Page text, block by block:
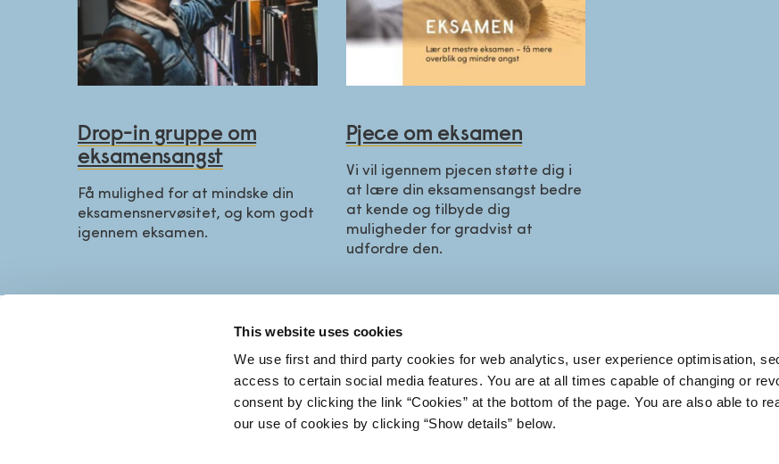
This website uses cookies
We use first and third party cookies for web analytics, user experience optimisation,
access to certain social media features. You are at all times capable of changing or
consent by clicking the link “Cookies” at the bottom of the page. You are also able to
our use of cookies by clicking “Show details” below.
Drop-in gruppe om
eksamensangst
Få mulighed for at mindske din
eksamensnervøsitet, og kom godt
igennem eksamen.
Pjece om eksamen
Vi vil igennem pjecen støtte dig i
at lære din eksamensangst bedre
at kende og tilbyde dig
muligheder for gradvist at
udfordre den.
KONTAKT OS
+45 70 26 75 00
Mandag til torsdag kl. 9-12
Find os
FAQ
Presse